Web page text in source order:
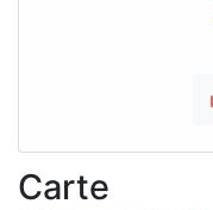
Carte